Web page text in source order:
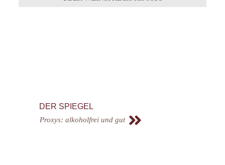
DER SPIEGEL
Proxys: alkoholfrei und gut